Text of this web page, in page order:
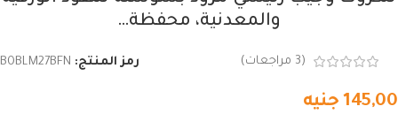
والمعدنية، محفظة…
(
3 مراجعات) رمز المنتج: B0BLM27BFN
145,00 جنيه